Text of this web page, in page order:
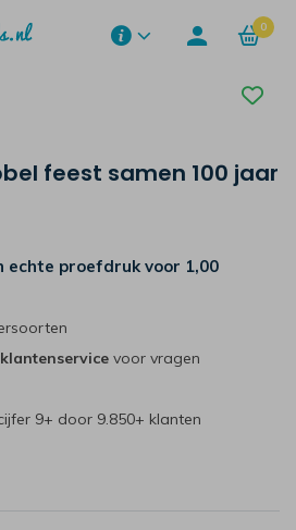
0
feest samen 100 jaar
echte proefdruk voor 1,00
klantenservice voor vragen
9+ door 9.850+ klanten